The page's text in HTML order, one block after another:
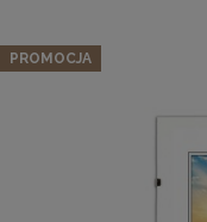
PROMOCJA